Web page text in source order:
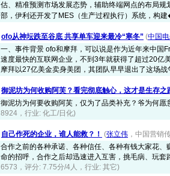
估、精准预测市场发展态势，辅助终端网点的布局
部，伊利还开发了MES（生产过程执行）系统，构
ofo从神坛跌至谷底 共享单车迎来最冷“寒冬” (中国
一、事件背景 ofo和摩拜，可以说是作为近年来中国
速度最快的互联网企业，不到3年就获得了超过20亿
摩拜以27亿美金卖身美团，其团队早早退出了这场战
御泥坊为何收购阿芙？看完彻底触心，这才是生存之
御泥坊为何要收购阿芙，仅为了品类补充？爷为何
8924，行业: 化工/日化)
自己作死的企业，谁人能救？！ (张立伟 ，中国营销
合作之前的各种承诺、各种信任、各种有钱大家花
命的招呼，合作之后却迅速进入互害，挑毛病、玩套
6573，评分: 7.75分/4人，行业: 其它)